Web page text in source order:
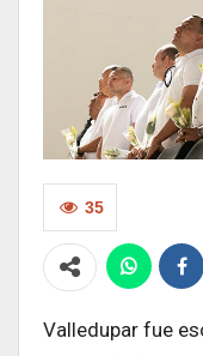
35
Valledupar fue